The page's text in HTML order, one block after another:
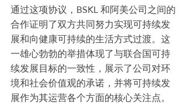
通过这项协议，BSKL 和阿美公司之间的
合作证明了双方共同努力实现可持续发
展和向健康可持续的生活方式过渡。这
一雄心勃勃的举措体现了与联合国可持
续发展目标的一致性，展示了公司对环
境和社会价值观的承诺，并将可持续发
展作为其运营各个方面的核心关注点。